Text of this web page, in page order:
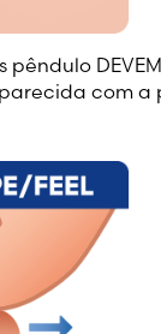
pêndulo
com a